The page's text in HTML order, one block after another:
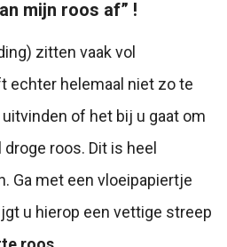
mijn roos af” !
zitten vaak vol
echter helemaal niet zo te
of het bij u gaat om
roos. Dit is heel
Ga met een vloeipapiertje
u hierop een vettige streep